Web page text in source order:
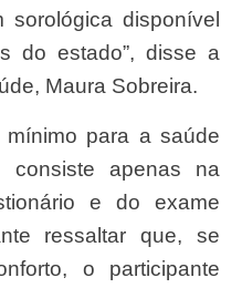
disponível
do estado”, disse a
Maura Sobreira.
consiste apenas na
e do exame
ressaltar que, se
o participante